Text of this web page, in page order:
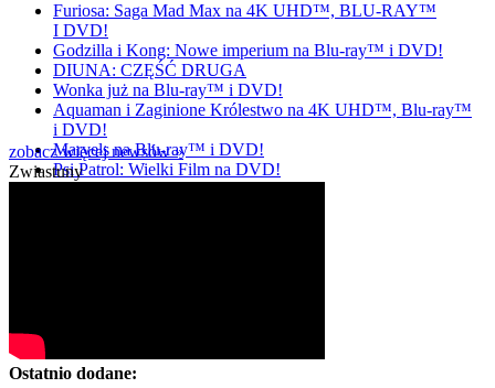
Furiosa: Saga Mad Max na 4K UHD™, BLU-RAY™
I DVD!
Godzilla i Kong: Nowe imperium na Blu-ray™ i DVD!
DIUNA: CZĘŚĆ DRUGA
Wonka już na Blu-ray™ i DVD!
Aquaman i Zaginione Królestwo na 4K UHD™, Blu-ray™
i DVD!
Marvels na Blu-ray™ i DVD!
Psi Patrol: Wielki Film na DVD!
zobacz więcej newsów »
Zwiastuny
Ostatnio dodane: